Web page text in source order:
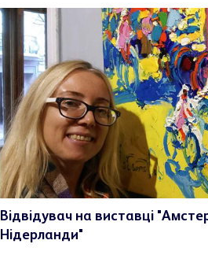
Відвідувач на виставці
Нідерланди"